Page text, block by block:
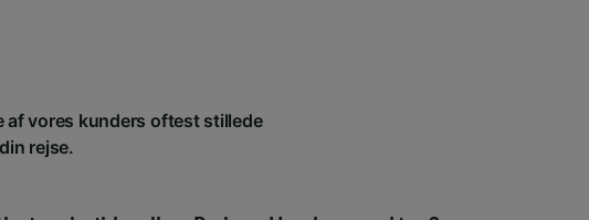
af vores kunders oftest stillede
rejse.